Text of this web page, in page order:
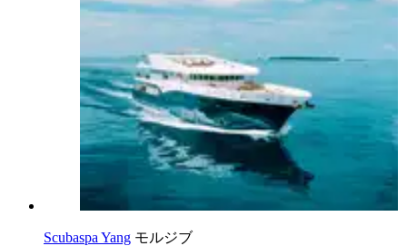
Scubaspa Yang モルジブ